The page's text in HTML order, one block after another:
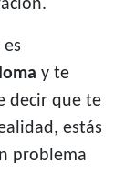
y te
decir que te
estás
problema